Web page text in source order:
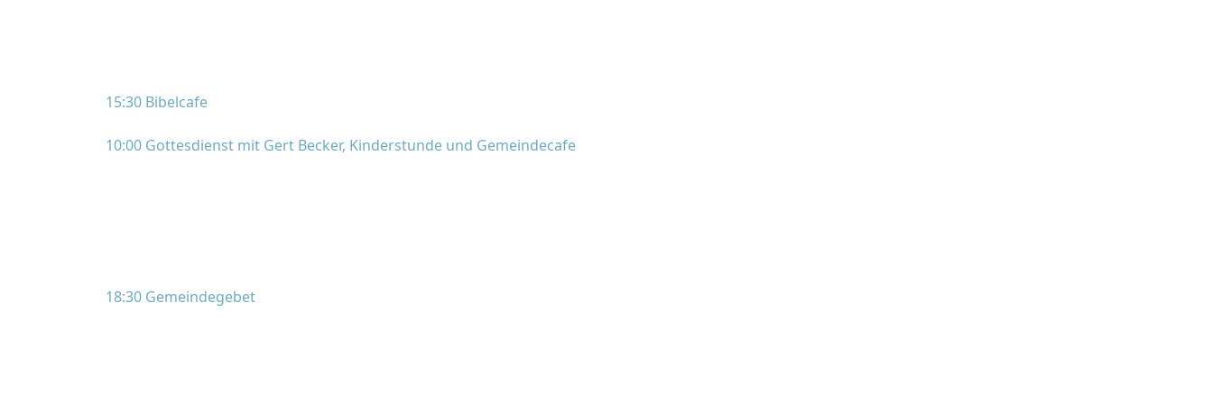
15:30 Bibelcafe
10:00 Gottesdienst mit Gert Becker, Kinderstunde und Gemeindecafe
18:30 Gemeindegebet